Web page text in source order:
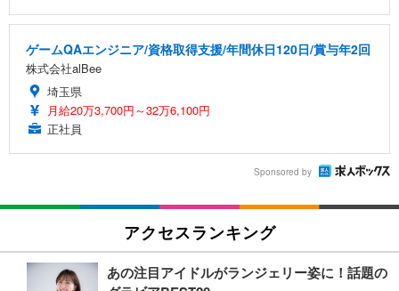
ゲームQAエンジニア/資格取得支援/年間休日120日/賞与年2回
株式会社alBee
埼玉県
月給20万3,700円～32万6,100円
正社員
Sponsored by
アクセスランキング
あの注目アイドルがランジェリー姿に！話題の